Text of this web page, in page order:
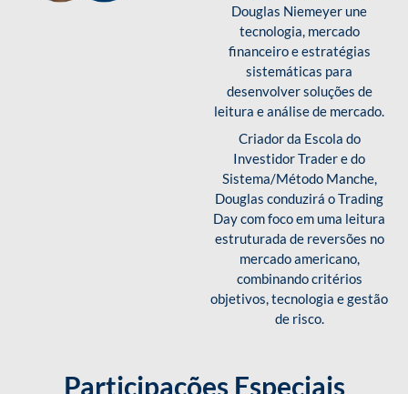
Douglas Niemeyer une
tecnologia, mercado
financeiro e estratégias
sistemáticas para
desenvolver soluções de
leitura e análise de mercado.
Criador da Escola do
Investidor Trader e do
Sistema/Método Manche,
Douglas conduzirá o Trading
Day com foco em uma leitura
estruturada de reversões no
mercado americano,
combinando critérios
objetivos, tecnologia e gestão
de risco.
Participações Especiais